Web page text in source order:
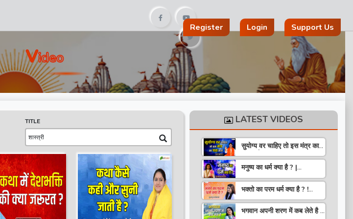
Register Login
Support Us
VIdeo
TITLE LATEST VIDEOS
सुयोग्य वर चाहिए तो इस मंत्र का
पाठ करो ! Speech ! Pujya
Stuti Ji
मनुष्य का धर्म क्या है ? |
Aniruddhacharya Ji
Maharaj
भक्तो का परम धर्म क्या है ? !
Pravachan ! Pujya
Krishna Priya Ji
भगवान अपनी शरण में कब लेते है ?